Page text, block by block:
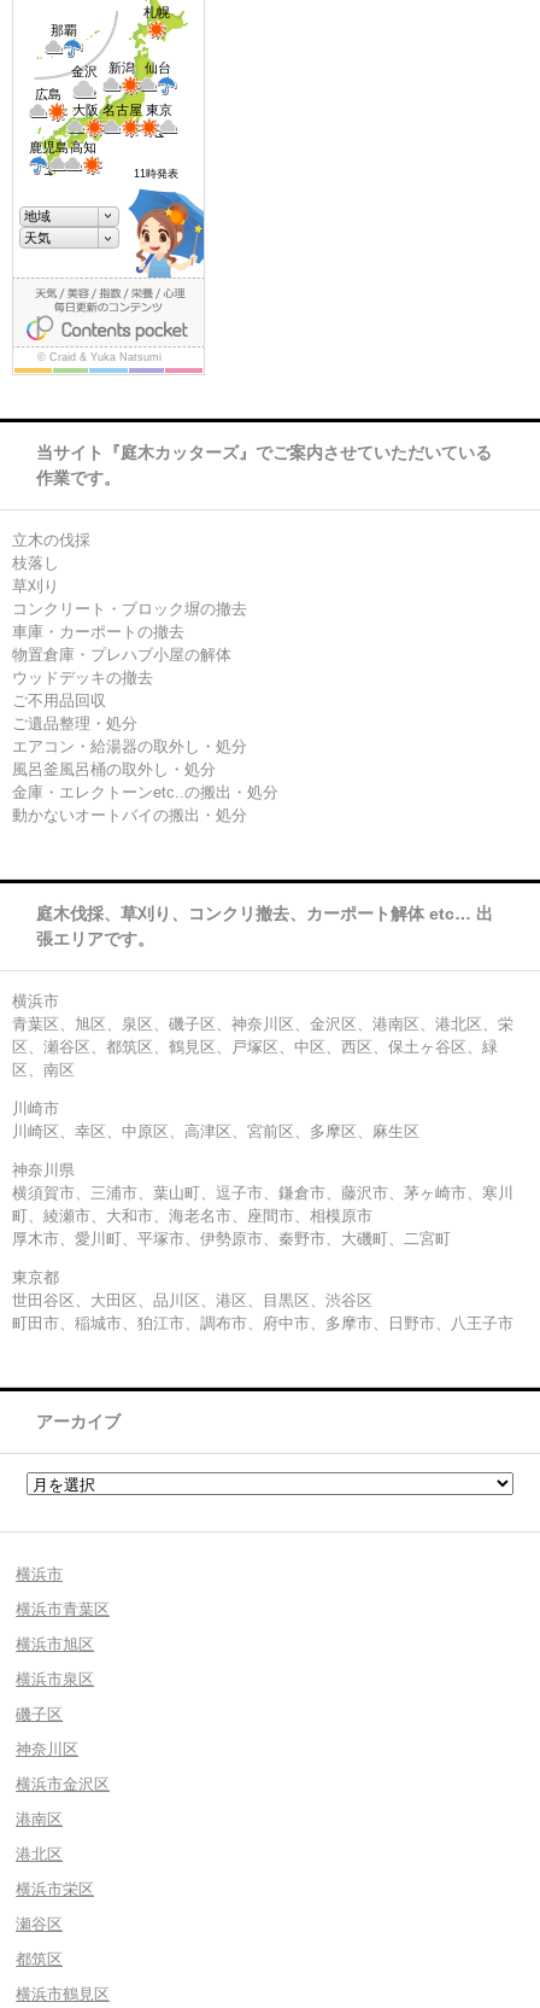
当サイト『庭木カッターズ』でご案内させていただいている
作業です。
立木の伐採
枝落し
草刈り
コンクリート・ブロック塀の撤去
車庫・カーポートの撤去
物置倉庫・プレハブ小屋の解体
ウッドデッキの撤去
ご不用品回収
ご遺品整理・処分
エアコン・給湯器の取外し・処分
風呂釜風呂桶の取外し・処分
金庫・エレクトーンetc..の搬出・処分
動かないオートバイの搬出・処分
庭木伐採、草刈り、コンクリ撤去、カーポート解体 etc… 出
張エリアです。
横浜市
青葉区、旭区、泉区、磯子区、神奈川区、金沢区、港南区、港北区、栄
区、瀬谷区、都筑区、鶴見区、戸塚区、中区、西区、保土ヶ谷区、緑
区、南区
川崎市
川崎区、幸区、中原区、高津区、宮前区、多摩区、麻生区
神奈川県
横須賀市、三浦市、葉山町、逗子市、鎌倉市、藤沢市、茅ヶ崎市、寒川
町、綾瀬市、大和市、海老名市、座間市、相模原市
厚木市、愛川町、平塚市、伊勢原市、秦野市、大磯町、二宮町
東京都
世田谷区、大田区、品川区、港区、目黒区、渋谷区
町田市、稲城市、狛江市、調布市、府中市、多摩市、日野市、八王子市
アーカイブ
横浜市
横浜市青葉区
横浜市旭区
横浜市泉区
磯子区
神奈川区
横浜市金沢区
港南区
港北区
横浜市栄区
瀬谷区
都筑区
横浜市鶴見区